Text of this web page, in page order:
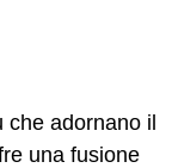
adornano il
una fusione